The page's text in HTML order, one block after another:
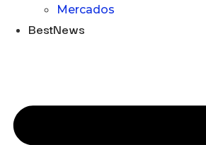
Mercados
BestNews